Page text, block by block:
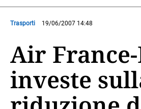
Trasporti 19/06/2007 14:48
Air
investe